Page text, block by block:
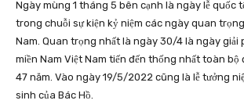
Ngày mùng 1 tháng 5 bên cạnh là ngày lễ quốc
trong chuỗi sự kiện kỷ niệm các ngày quan
Nam. Quan trọng nhất là ngày 30/4 là ngày
miền Nam Việt Nam tiến đến thống nhất toàn bộ
47 năm. Vào ngày 19/5/2022 cũng là lễ tưởng
sinh của Bác Hồ.